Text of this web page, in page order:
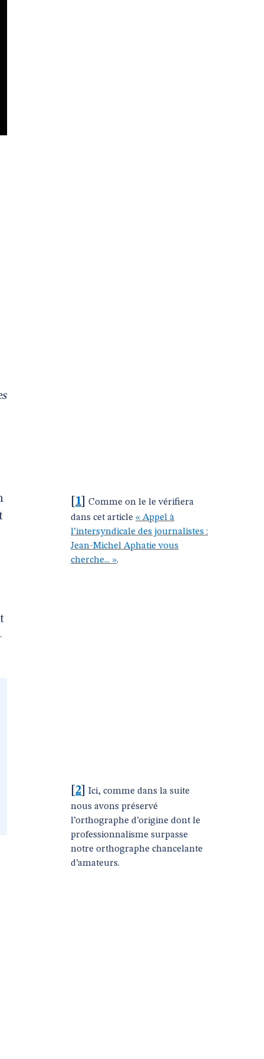
1
Comme on le le vérifiera
dans cet article « Appel à
l’intersyndicale des journalistes :
Jean-Michel Aphatie vous
cherche... ».
2
Ici, comme dans la suite
nous avons préservé
l’orthographe d’origine dont le
professionnalisme surpasse
notre orthographe chancelante
d’amateurs.